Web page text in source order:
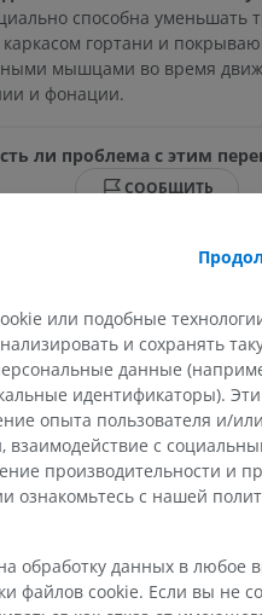
способна уменьшать
гортани и
мышцами во время
и фонации.
ли проблема с этим
СООБЩИТЬ
G.K., 2011. Human ligaments
Folia Morphologica, 70(2),
НИЖНЯЯ
Нижняя
Иллюстрации
нижней
или подобные
и сохранять
данные
идентификаторы).
опыта пользователя и/
взаимодействие с
производительности и
ознакомьтесь с нашей
обработку данных в любое
файлов cookie. Если вы не